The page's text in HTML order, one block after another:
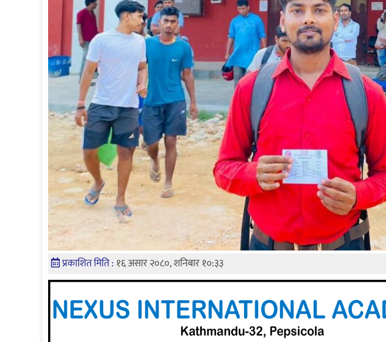
प्रकाशित मिति : १६ असार २०८०, शनिबार १०:३३